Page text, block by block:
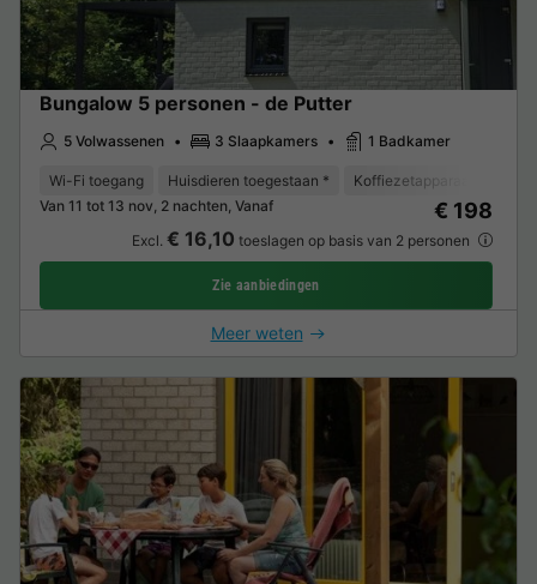
Bungalow 5 personen - de Putter
5 Volwassenen 3 Slaapkamers 1 Badkamer
Wi-Fi toegang Huisdieren toegestaan * Koffiezetapparaat
Van 11 tot 13 nov, 2 nachten, Vanaf
€ 198
Excl. € 16,10 toeslagen op basis van 2 personen
Zie aanbiedingen
Meer weten